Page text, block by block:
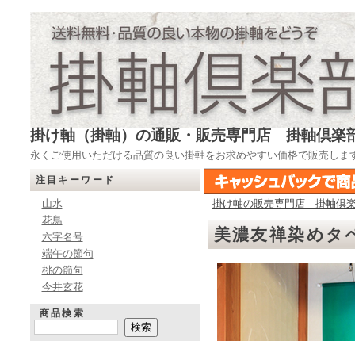
掛け軸（掛軸）の通販・販売専門店 掛軸倶楽
永くご使用いただける品質の良い掛軸をお求めやすい価格で販売し
注目キーワード
山水
花鳥
六字名号
端午の節句
桃の節句
今井玄花
商品検索
掛け軸の販売専門店 掛軸倶
美濃友禅染め